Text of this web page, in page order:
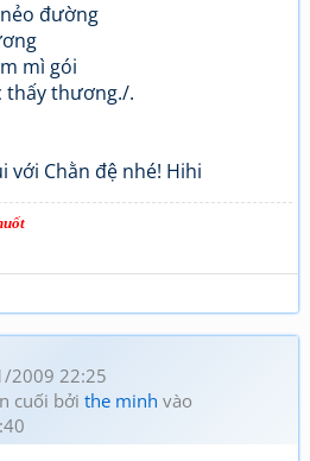
đường
mì gói
thấy thương./.
với Chằn đệ nhé! Hihi
2009 22:25
cuối bởi the minh vào